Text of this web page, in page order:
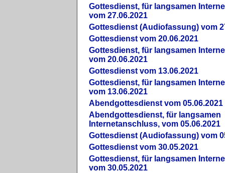
Gottesdienst, für langsamen
vom 27.06.2021
Gottesdienst (Audiofassung) vom
Gottesdienst vom 20.06.2021
Gottesdienst, für langsamen
vom 20.06.2021
Gottesdienst vom 13.06.2021
Gottesdienst, für langsamen
vom 13.06.2021
Abendgottesdienst vom 05.06.2021
Abendgottesdienst, für langsamen
Internetanschluss, vom 05.06.2021
Gottesdienst (Audiofassung) vom
Gottesdienst vom 30.05.2021
Gottesdienst, für langsamen
vom 30.05.2021